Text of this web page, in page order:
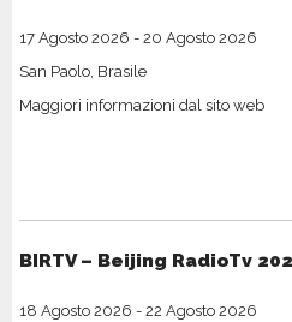
17 Agosto 2026 - 20 Agosto 2026
San Paolo, Brasile
Maggiori informazioni dal sito web
BIRTV – Beijing RadioTv
18 Agosto 2026 - 22 Agosto 2026